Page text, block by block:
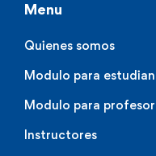
Menu
Quienes somos
Modulo para
Modulo para
Instructores